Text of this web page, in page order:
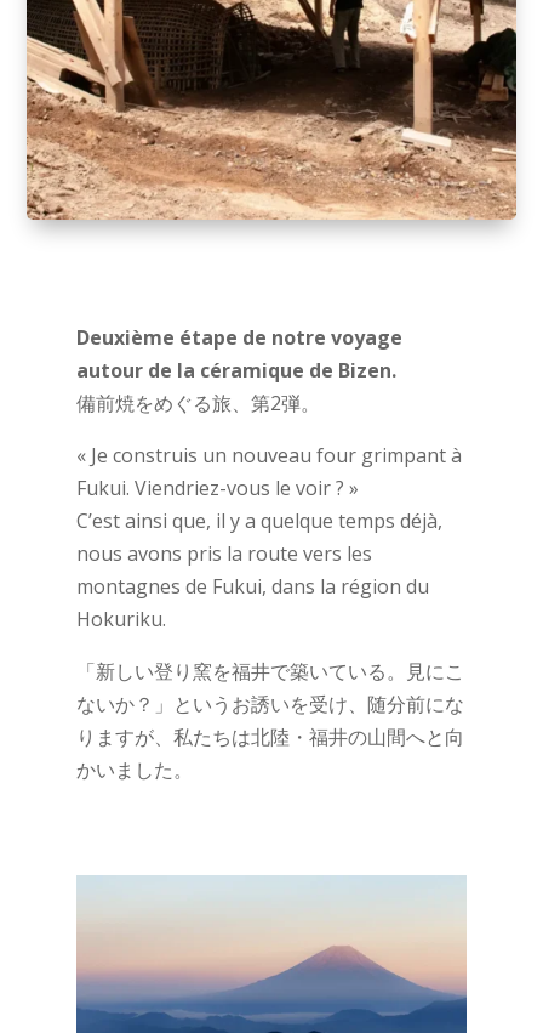
Deuxième étape de notre voyage
autour de la céramique de Bizen.
備前焼をめぐる旅、第2弾。
« Je construis un nouveau four grimpant à
Fukui. Viendriez-vous le voir ? »
C’est ainsi que, il y a quelque temps déjà,
nous avons pris la route vers les
montagnes de Fukui, dans la région du
Hokuriku.
「新しい登り窯を福井で築いている。見にこ
ないか？」というお誘いを受け、随分前にな
りますが、私たちは北陸・福井の山間へと向
かいました。